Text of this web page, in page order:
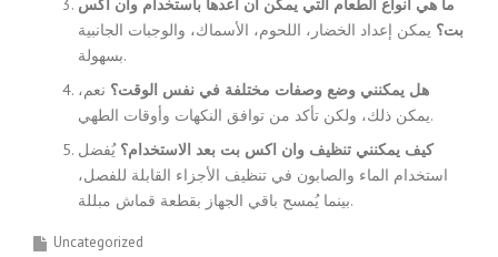
ما هي أنواع الطعام التي يمكن أن أعدها باستخدام وان اكس
بت؟ يمكن إعداد الخضار، اللحوم، الأسماك، والوجبات الجانبية
بسهولة.
هل يمكنني وضع وصفات مختلفة في نفس الوقت؟ نعم،
يمكن ذلك، ولكن تأكد من توافق النكهات وأوقات الطهي.
كيف يمكنني تنظيف وان اكس بت بعد الاستخدام؟ يُفضل
استخدام الماء والصابون في تنظيف الأجزاء القابلة للفصل،
بينما يُمسح باقي الجهاز بقطعة قماش مبللة.
Uncategorized